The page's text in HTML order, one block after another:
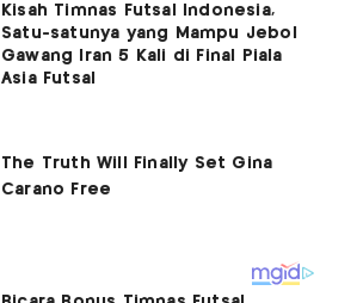
Kisah Timnas Futsal Indonesia,
Satu-satunya yang Mampu Jebol
Gawang Iran 5 Kali di Final Piala
Asia Futsal